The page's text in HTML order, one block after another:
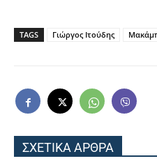
TAGS Γιώργος Ιτούδης
ΣΧΕΤΙΚΑ ΑΡΘΡΑ